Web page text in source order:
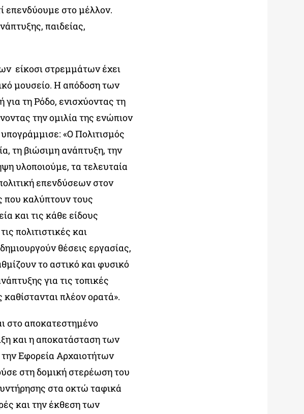
επενδύουμε στο μέλλον.
παιδείας,
είκοσι στρεμμάτων έχει
μουσείο. Η απόδοση των
τη Ρόδο, ενισχύοντας τη
την ομιλία της ενώπιον
«Ο Πολιτισμός
τη βιώσιμη ανάπτυξη, την
υλοποιούμε, τα τελευταία
επενδύσεων στον
που καλύπτουν τους
και τις κάθε είδους
πολιτιστικές και
θέσεις εργασίας,
το αστικό και φυσικό
για τις τοπικές
πλέον ορατά».
στο αποκατεστημένο
και η αποκατάσταση των
Εφορεία Αρχαιοτήτων
στη δομική στερέωση του
στα οκτώ ταφικά
και την έκθεση των